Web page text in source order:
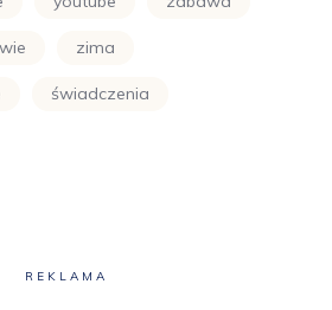
zima
świadczenia
REKLAMA